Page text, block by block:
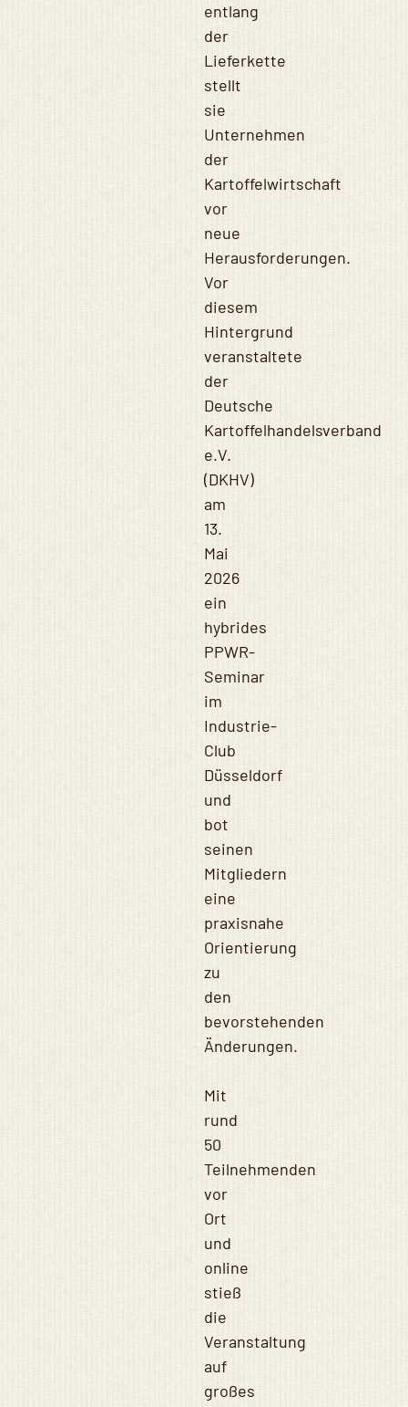
entlang
der
Lieferkette
stellt
sie
Unternehmen
der
Kartoffelwirtschaft
vor
neue
Herausforderungen.
Vor
diesem
Hintergrund
veranstaltete
der
Deutsche
Kartoffelhandelsverband
e.V.
(DKHV)
am
13.
Mai
2026
ein
hybrides
PPWR-
Seminar
im
Industrie-
Club
Düsseldorf
und
bot
seinen
Mitgliedern
eine
praxisnahe
Orientierung
zu
den
bevorstehenden
Änderungen.
Mit
rund
50
Teilnehmenden
vor
Ort
und
online
stieß
die
Veranstaltung
auf
großes